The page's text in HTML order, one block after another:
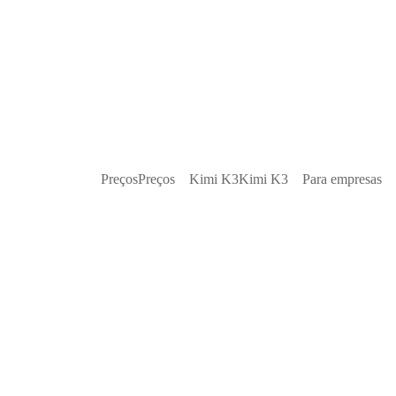
PreçosPreços Kimi K3Kimi K3 Para empresas